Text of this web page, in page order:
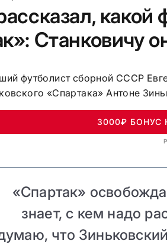
Станковичу
футболист сборной СССР
«Спартака» Антоне
3000₽ БОНУС
«Спартак»
знает, с кем надо
что